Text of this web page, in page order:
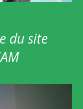
du site